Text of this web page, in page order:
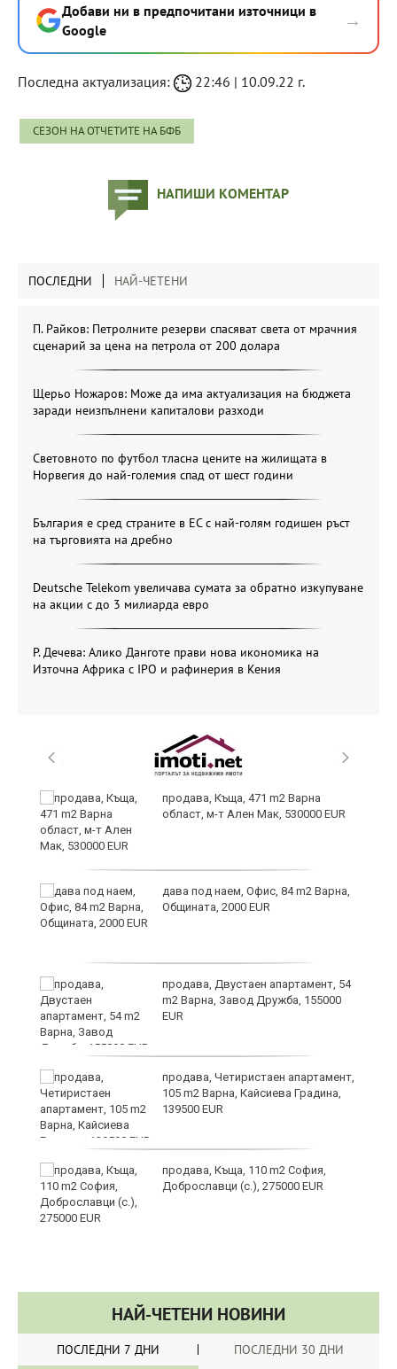
Добави ни в предпочитани източници в
Google
→
Последна актуализация: 22:46 | 10.09.22 г.
СЕЗОН НА ОТЧЕТИТЕ НА БФБ
НАПИШИ КОМЕНТАР
ПОСЛЕДНИ НАЙ-ЧЕТЕНИ
П. Райков: Петролните резерви спасяват света от мрачния
сценарий за цена на петрола от 200 долара
Щерьо Ножаров: Може да има актуализация на бюджета
заради неизпълнени капиталови разходи
Световното по футбол тласна цените на жилищата в
Норвегия до най-големия спад от шест години
България е сред страните в ЕС с най-голям годишен ръст
на търговията на дребно
Deutsche Telekom увеличава сумата за обратно изкупуване
на акции с до 3 милиарда евро
Р. Дечева: Алико Данготе прави нова икономика на
Източна Африка с IPO и рафинерия в Кения
продава, Къща, 471 m2 Варна
област, м-т Ален Мак, 530000 EUR
дава под наем, Офис, 84 m2 Варна,
Общината, 2000 EUR
продава, Двустаен апартамент, 54
m2 Варна, Завод Дружба, 155000
EUR
продава, Четиристаен апартамент,
105 m2 Варна, Кайсиева Градина,
139500 EUR
продава, Къща, 110 m2 София,
Доброславци (с.), 275000 EUR
НАЙ-ЧЕТЕНИ НОВИНИ
ПОСЛЕДНИ 7 ДНИ ПОСЛЕДНИ 30 ДНИ